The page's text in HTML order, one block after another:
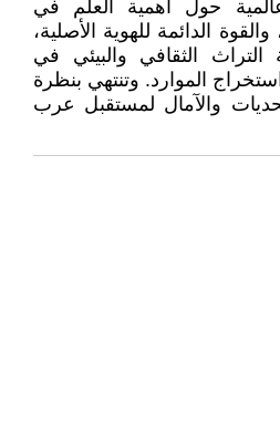
حول أهمية العلم في
والقوة الدائمة للهوية الأصلية،
التراث الثقافي والبيئي في
الموارد. وتنتهي بنظرة
والآمال لمستقبل عرب